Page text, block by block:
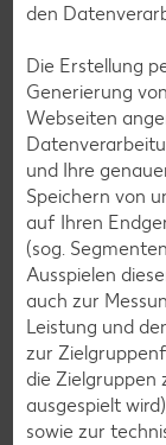
den
Die Erstellung
Generierung
Webseiten
und Ihre
Speichern von
auf Ihren
(sog.
Ausspielen
auch zur
Leistung und
zur
die Zielgruppen
ausgespielt
sowie zur